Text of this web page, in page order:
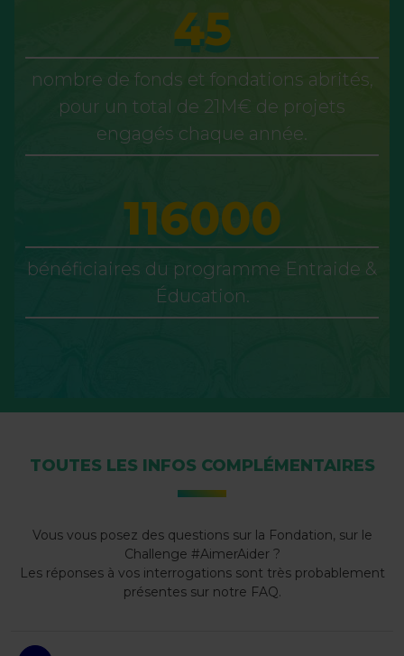
nombre de fonds et fondations abrités,
pour un total de 21M€ de projets
engagés chaque année.
57
116000
bénéficiaires du programme Entraide &
Éducation.
TOUTES LES INFOS COMPLÉMENTAIRES
Vous vous posez des questions sur la Fondation, sur le
Challenge #AimerAider ?
Les réponses à vos interrogations sont très probablement
présentes sur notre FAQ.